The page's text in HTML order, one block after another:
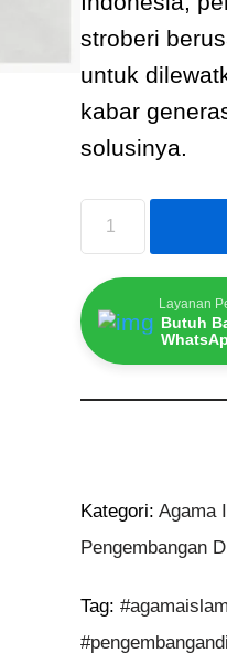
stroberi
untuk
kabar
solusinya.
Layanan
Butuh
Kategori:Agama
Pengembangan
Tag:#agamaislam